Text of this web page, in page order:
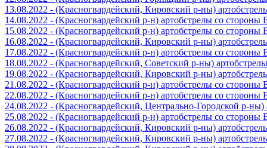
13.08.2022 - (Красногвардейский, Кировский р-ны)
14.08.2022 - (Красногвардейский р-н) артобстрелы со
15.08.2022 - (Красногвардейский р-н) артобстрелы со
16.08.2022 - (Красногвардейский, Кировский р-ны)
17.08.2022 - (Красногвардейский р-н) артобстрелы со
18.08.2022 - (Красногвардейский, Советский р-ны)
19.08.2022 - (Красногвардейский, Кировский р-ны)
21.08.2022 - (Красногвардейский р-н) артобстрелы со
22.08.2022 - (Красногвардейский р-н) артобстрелы со
24.08.2022 - (Красногвардейский, Центрально-Городской р-
25.08.2022 - (Красногвардейский р-н) артобстрелы со
26.08.2022 - (Красногвардейский, Кировский р-ны)
27.08.2022 - (Красногвардейский, Кировский р-ны)